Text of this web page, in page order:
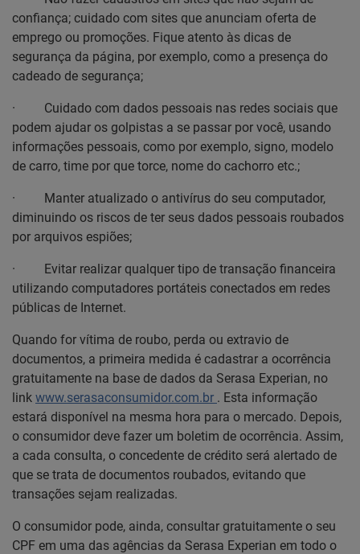
confiança; cuidado com sites que anunciam oferta de
emprego ou promoções. Fique atento às dicas de
segurança da página, por exemplo, como a presença do
cadeado de segurança;
·
Cuidado com dados pessoais nas redes sociais que
podem ajudar os golpistas a se passar por você, usando
informações pessoais, como por exemplo, signo, modelo
de carro, time por que torce, nome do cachorro etc.;
·
Manter atualizado o antivírus do seu computador,
diminuindo os riscos de ter seus dados pessoais roubados
por arquivos espiões;
·
Evitar realizar qualquer tipo de transação financeira
utilizando computadores portáteis conectados em redes
públicas de Internet.
Quando for vítima de roubo, perda ou extravio de
documentos, a primeira medida é cadastrar a ocorrência
gratuitamente na base de dados da Serasa Experian, no
link www.serasaconsumidor.com.br . Esta informação
estará disponível na mesma hora para o mercado. Depois,
o consumidor deve fazer um boletim de ocorrência. Assim,
a cada consulta, o concedente de crédito será alertado de
que se trata de documentos roubados, evitando que
transações sejam realizadas.
O consumidor pode, ainda, consultar gratuitamente o seu
CPF em uma das agências da Serasa Experian em todo o